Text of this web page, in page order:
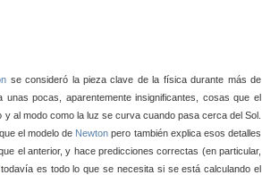
se consideró la pieza clave de la física durante más de
pocas, aparentemente insignificantes, cosas que el
al modo como la luz se curva cuando pasa cerca del Sol.
el modelo de Newton pero también explica esos detalles
el anterior, y hace predicciones correctas (en particular,
todavía es todo lo que se necesita si se está calculando el